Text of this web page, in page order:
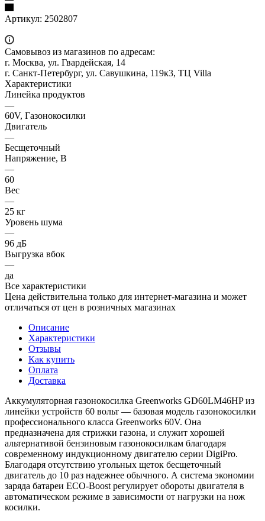
Артикул: 2502807
Самовывоз из магазинов по адресам:
г. Москва, ул. Гвардейская, 14
г. Санкт-Петербург, ул. Савушкина, 119к3, ТЦ Villa
Характеристики
Линейка продуктов
—
60V, Газонокосилки
Двигатель
—
Бесщеточный
Напряжение, В
—
60
Вес
—
25 кг
Уровень шума
—
96 дБ
Выгрузка вбок
—
да
Все характеристики
Цена действительна только для интернет-магазина и может
отличаться от цен в розничных магазинах
Описание
Характеристики
Отзывы
Как купить
Оплата
Доставка
Аккумуляторная газонокосилка Greenworks GD60LM46HP из
линейки устройств 60 вольт — базовая модель газонокосилки
профессионального класса Greenworks 60V. Она
предназначена для стрижки газона, и служит хорошей
альтернативой бензиновым газонокосилкам благодаря
современному индукционному двигателю серии DigiPro.
Благодаря отсутствию угольных щеток бесщеточный
двигатель до 10 раз надежнее обычного. А система экономии
заряда батареи ECO-Boost регулирует обороты двигателя в
автоматическом режиме в зависимости от нагрузки на нож
косилки.